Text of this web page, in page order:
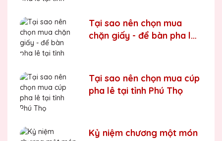
Tại sao nên chọn mua
chặn giấy - để bàn pha lê
Tại sao nên chọn mua cúp
pha lê tại tỉnh Phú Thọ
Kỷ niệm chương một món